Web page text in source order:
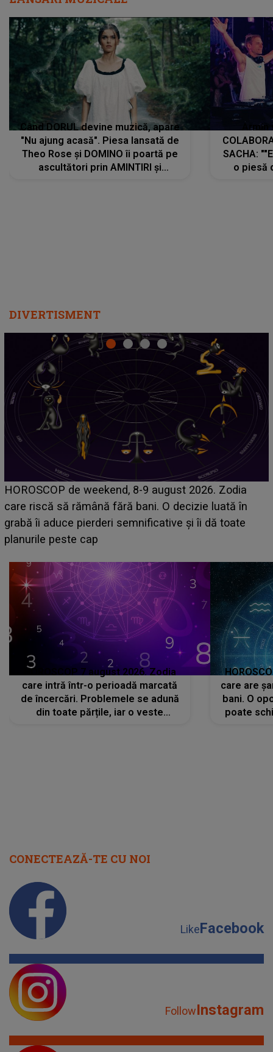
Când DORUL devine muzică, apare
"Nu ajung acasă". Piesa lansată de
Theo Rose și DOMINO îi poartă pe
ascultători prin AMINTIRI și
SACHA:
o piesă
DIVERTISMENT
Emanuel a ținut ACEST DETALIU ASCUNS până
acum! În fața Alexandrei, concurentul din Casa Iubirii
face o MĂRTURISIRE NEAȘTEPTATĂ despre mama
sa: "I-am spus și ei în față, eu nu te iubesc pentru
HOROSCOP 7 august 2026. Zodia
care intră într-o perioadă marcată
de încercări. Problemele se adună
din toate părțile, iar o veste
care are
bani. O
poate
CONECTEAZĂ-TE CU NOI
LikeFacebook
FollowInstagram